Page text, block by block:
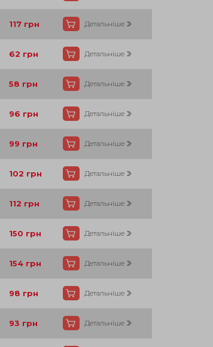
117 грн Детальніше
62 грн Детальніше
58 грн Детальніше
96 грн Детальніше
99 грн Детальніше
102 грн Детальніше
112 грн Детальніше
150 грн Детальніше
154 грн Детальніше
98 грн Детальніше
93 грн Детальніше